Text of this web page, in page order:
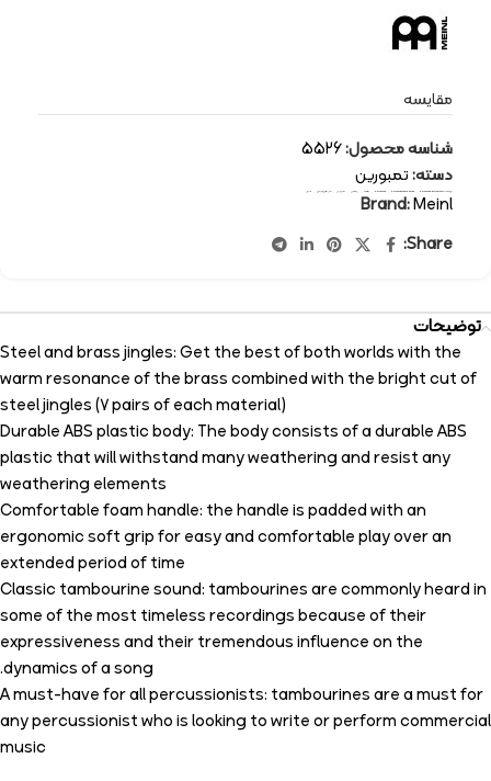
مقایسه
شناسه محصول:5526
دسته:تمبورین
برچسب: Meinl percussion percussion tambourine percussion-instruments پرکاشن تمبورین سازهای کوبه ای مینل
Brand:Meinl
Share:
توضیحات
Steel and brass jingles: Get the best of both worlds with the
warm resonance of the brass combined with the bright cut of
steel jingles (7 pairs of each material)
Durable ABS plastic body: The body consists of a durable ABS
plastic that will withstand many weathering and resist any
weathering elements
Comfortable foam handle: the handle is padded with an
ergonomic soft grip for easy and comfortable play over an
extended period of time
Classic tambourine sound: tambourines are commonly heard in
some of the most timeless recordings because of their
expressiveness and their tremendous influence on the
dynamics of a song.
A must-have for all percussionists: tambourines are a must for
any percussionist who is looking to write or perform commercial
music